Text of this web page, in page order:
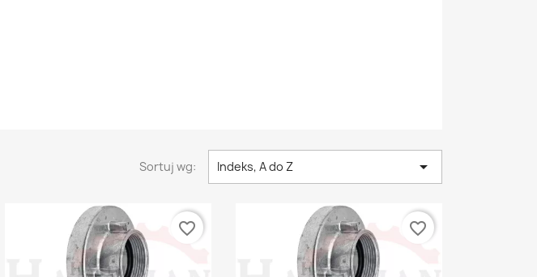
Sortuj wg: Indeks, A do Z 
favorite_border favorite_border